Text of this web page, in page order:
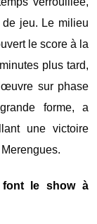
de jeu. Le milieu
le score à la
plus tard,
sur phase
forme, a
une victoire
font le show à